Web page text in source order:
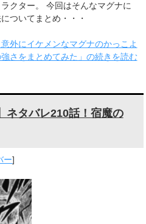
クター。 今回はそんなマグナに
ついてまとめ・・・
外にイケメンなマグナのかっこよ
さをまとめてみた」の続きを読む
ネタバレ210話！宿魔の
ー]